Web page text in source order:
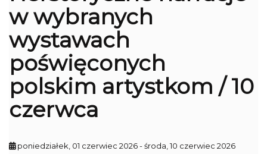
w wybranych
wystawach
poświęconych
polskim artystkom / 10
czerwca
poniedziałek, 01 czerwiec 2026- środa, 10 czerwiec 2026